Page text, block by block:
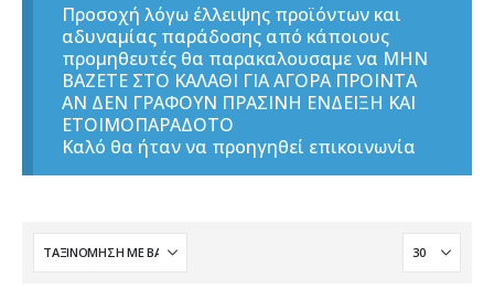
Προσοχή λόγω έλλειψης προϊόντων και
αδυναμίας παράδοσης από κάποιους
προμηθευτές θα παρακαλουσαμε να ΜΗΝ
ΒΑΖΕΤΕ ΣΤΟ ΚΑΛΑΘΙ ΓΙΑ ΑΓΟΡΑ ΠΡΟΙΝΤΑ
ΑΝ ΔΕΝ ΓΡΑΦΟΥΝ ΠΡΑΣΙΝΗ ΕΝΔΕΙΞΗ ΚΑΙ
ΕΤΟΙΜΟΠΑΡΑΔΟΤΟ
Καλό θα ήταν να προηγηθεί επικοινωνία